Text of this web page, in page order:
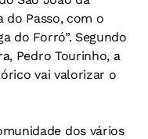
do Passo, com o
do Forró”. Segundo
Pedro Tourinho, a
vai valorizar o
dos vários